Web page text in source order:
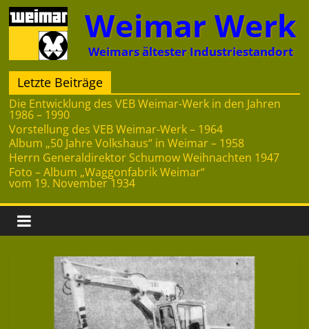
Zum
Inhalt
springen
Weimar Werk
Weimars ältester Industriestandort
Letzte Beiträge
Die Entwicklung des VEB Weimar-Werk in den Jahren
1986 – 1990
Vorstellung des VEB Weimar-Werk – 1964
Album „50 Jahre Volkshaus“ in Weimar – 1958
Herrn Generaldirektor Schumow Weihnachten 1947
Foto – Album „Waggonfabrik Weimar“
vom 19. November 1934